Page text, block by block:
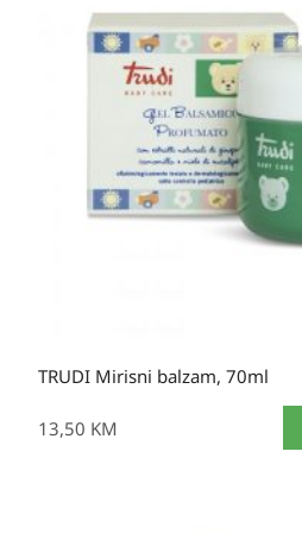
TRUDI Mirisni balzam, 70ml
13,50 KM